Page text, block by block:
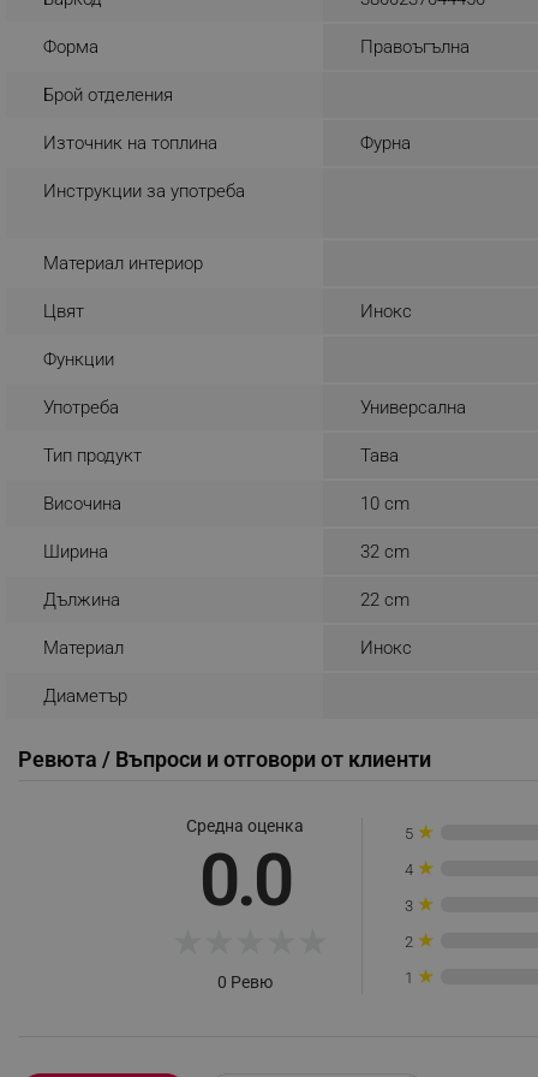
Форма Правоъгълна
Брой отделения
Източник на топлина Фурна
Инструкции за употреба
Материал интериор
Цвят Инокс
Функции
Употреба Универсална
Тип продукт Тава
Височина 10 cm
Ширина 32 cm
Дължина 22 cm
Материал Инокс
Диаметър
Ревюта / Въпроси и отговори от клиенти
Средна оценка
0.0
0 Ревю
5 ★
4 ★
3 ★
2 ★
1 ★
_sgf_session_id
_sgf_delayed_campaigns
_sgf_npq
_sgf_clicked_banners
rlv_h_fbp
rlv_mode